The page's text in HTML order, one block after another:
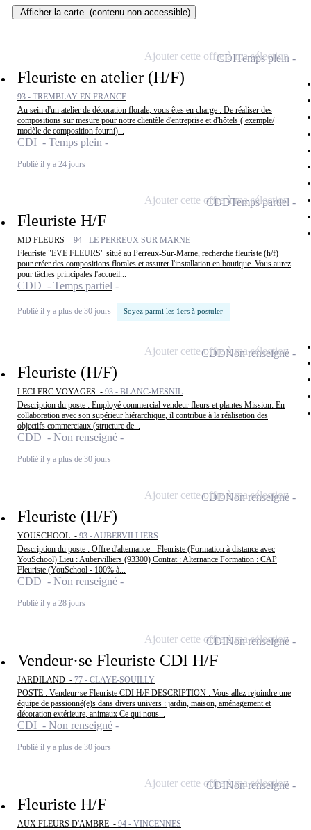
Afficher la carte (contenu non-accessible)
Fleuriste en atelier (H/F)
93 - TREMBLAY EN FRANCE
Au sein d'un atelier de décoration florale, vous êtes en charge : De réaliser des
compositions sur mesure pour notre clientèle d'entreprise et d'hôtels ( exemple/
modèle de composition fourni)...
CDI - Temps plein
Publié il y a 24 jours
CDITemps plein
Ajouter cette offre à ma sélection
Fleuriste H/F
MD FLEURS - 94 - LE PERREUX SUR MARNE
Fleuriste "EVE FLEURS" situé au Perreux-Sur-Marne, recherche fleuriste (h/f)
pour créer des compositions florales et assurer l'installation en boutique. Vous aurez
pour tâches principales l'accueil...
CDD - Temps partiel
Publié il y a plus de 30 jours Soyez parmi les 1ers à postuler
CDDTemps partiel
Ajouter cette offre à ma sélection
Fleuriste (H/F)
LECLERC VOYAGES - 93 - BLANC-MESNIL
Description du poste : Employé commercial vendeur fleurs et plantes Mission: En
collaboration avec son supérieur hiérarchique, il contribue à la réalisation des
objectifs commerciaux (structure de...
CDD - Non renseigné
Publié il y a plus de 30 jours
CDDNon renseigné
Ajouter cette offre à ma sélection
Fleuriste (H/F)
YOUSCHOOL - 93 - AUBERVILLIERS
Description du poste : Offre d'alternance - Fleuriste (Formation à distance avec
YouSchool) Lieu : Aubervilliers (93300) Contrat : Alternance Formation : CAP
Fleuriste (YouSchool - 100% à...
CDD - Non renseigné
Publié il y a 28 jours
CDDNon renseigné
Ajouter cette offre à ma sélection
Vendeur·se Fleuriste CDI H/F
JARDILAND - 77 - CLAYE-SOUILLY
POSTE : Vendeur·se Fleuriste CDI H/F DESCRIPTION : Vous allez rejoindre une
équipe de passionné(e)s dans divers univers : jardin, maison, aménagement et
décoration extérieure, animaux Ce qui nous...
CDI - Non renseigné
Publié il y a plus de 30 jours
CDINon renseigné
Ajouter cette offre à ma sélection
Fleuriste H/F
AUX FLEURS D'AMBRE - 94 - VINCENNES
CDINon renseigné
Ajouter cette offre à ma sélection